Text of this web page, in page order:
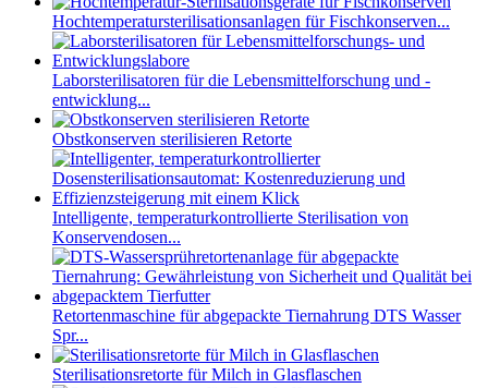
Hochtemperatursterilisationsanlagen für Fischkonserven...
Laborsterilisatoren für die Lebensmittelforschung und -
entwicklung...
Obstkonserven sterilisieren Retorte
Intelligente, temperaturkontrollierte Sterilisation von
Konservendosen...
Retortenmaschine für abgepackte Tiernahrung DTS Wasser
Spr...
Sterilisationsretorte für Milch in Glasflaschen